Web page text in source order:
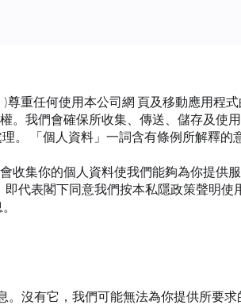
重任何使用本公司網 頁及移動應用程
。我們會確保所收集、傳送、儲存及使
。 「個人資料」一詞含有條例所解釋的
集你的個人資料使我們能夠為你提供
代表閣下同意我們按本私隱政策聲明使
沒有它，我們可能無法為你提供所要求